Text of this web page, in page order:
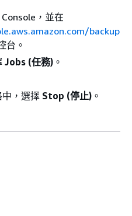
，並在
backup
台。
Jobs (任務) 。
，選擇 Stop (停止) 。